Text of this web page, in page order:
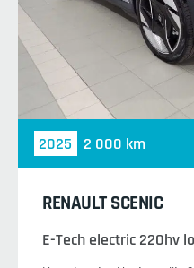
2025 2 000 km
RENAULT SCENIC
E-Tech electric 220hv